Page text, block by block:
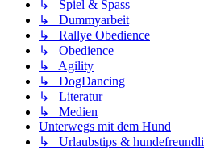
↳ Spiel & Spass
↳ Dummyarbeit
↳ Rallye Obedience
↳ Obedience
↳ Agility
↳ DogDancing
↳ Literatur
↳ Medien
Unterwegs mit dem Hund
↳ Urlaubstips &